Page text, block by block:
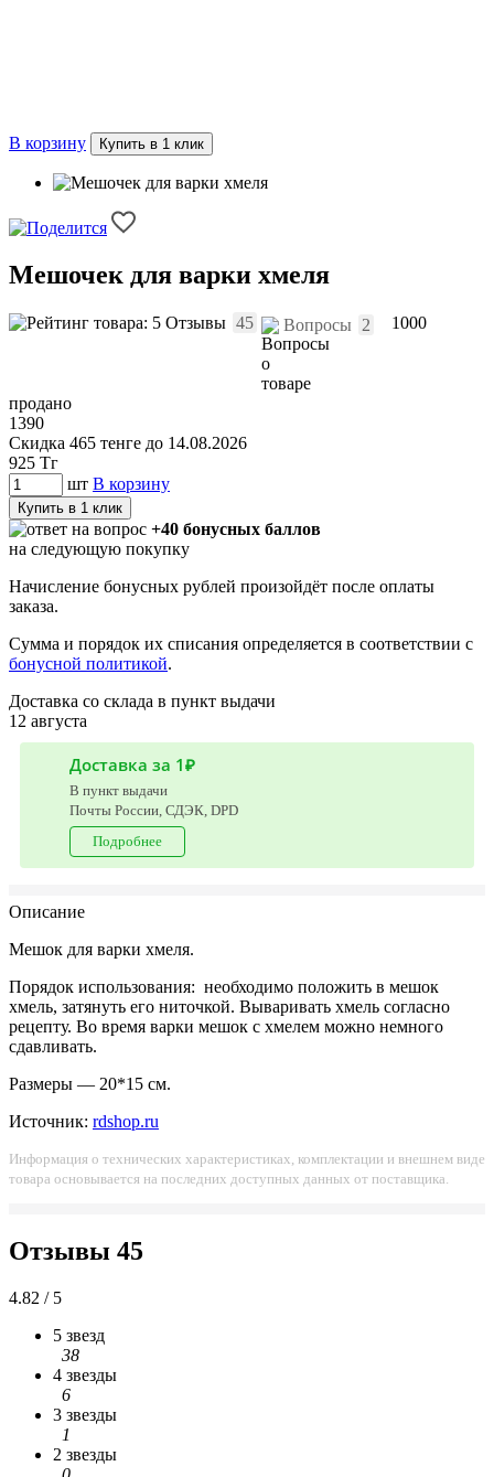
В корзину Купить в 1 клик
Мешочек для варки хмеля
Отзывы 45 Вопросы 2 1000
продано
1390
Скидка 465 тенге до 14.08.2026
925 Тг
шт В корзину
Купить в 1 клик
+40 бонусных баллов
на следующую покупку
Начисление бонусных рублей произойдёт после оплаты
заказа.
Сумма и порядок их списания определяется в соответствии с
бонусной политикой.
Доставка со склада в пункт выдачи
12 августа
Доставка за 1₽
В пункт выдачи
Почты России, СДЭК, DPD
Подробнее
Описание
Мешок для варки хмеля.
Порядок использования: необходимо положить в мешок
хмель, затянуть его ниточкой. Вываривать хмель согласно
рецепту. Во время варки мешок с хмелем можно немного
сдавливать.
Размеры — 20*15 см.
Источник: rdshop.ru
Информация о технических характеристиках, комплектации и внешнем виде
товара основывается на последних доступных данных от поставщика.
Отзывы 45
4.82 / 5
5 звезд
38
4 звезды
6
3 звезды
1
2 звезды